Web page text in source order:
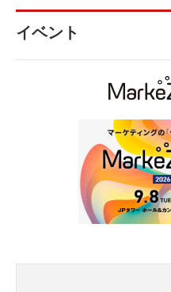
イベント